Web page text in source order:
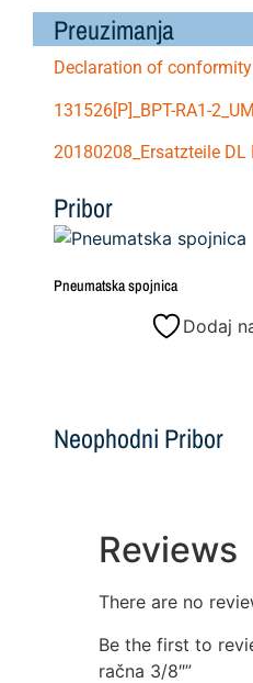
Preuzimanja
Declaration of
131526[P]_BPT-RA1-
20180208_Ersatzteile
Pribor
Pneumatska spojnica
Dodaj
Neophodni Pribor
Reviews
There are no
Be the first to
račna 3/8″”